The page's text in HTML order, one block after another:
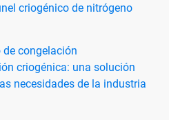
criogénico de nitrógeno
de congelación
criogénica: una solución
necesidades de la industria